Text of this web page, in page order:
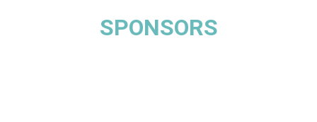
SPONSORS